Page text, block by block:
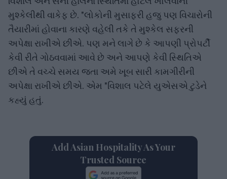
મુશ્કેલીથી વાકેફ છે. "લોકોની મુસાફરી હજુ પણ વિચારોની
તૈયારીમાં હોવાના કારણે વહેલી તકે તે મુશ્કેલ સફરની
અપેક્ષા રાખીએ છીએ. પણ મને લાગે છે કે આપણી પ્રોપર્ટી
કેવી રીતે ગોઠવવામાં આવે છે અને આપણે કેવી સ્થિતિએ
છીએ તે વચ્ચે સમય જતા અમે ખૂબ સારી કામગીરીની
અપેક્ષા રાખીએ છીએ. એમ "વિશાલ પટેલે યુએસએ ટુડેને
કહ્યું હતું.
Add Asian Hospitality As Your
Trusted Source